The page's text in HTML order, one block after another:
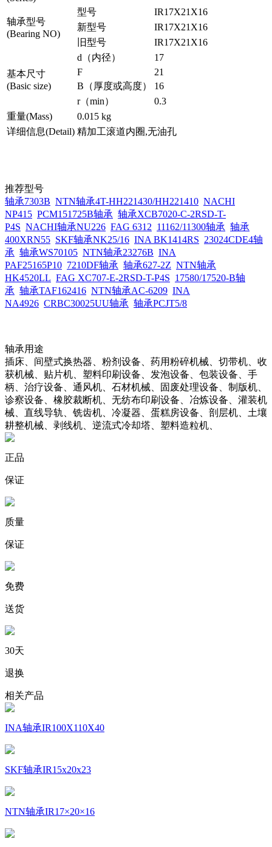
轴承型号
(Bearing NO)
型号
IR17X21X16
新型号
IR17X21X16
旧型号
IR17X21X16
基本尺寸
(Basic size)
d（内径）
17
F
21
B（厚度或高度）
16
r（min）
0.3
重量(Mass)
0.015 kg
详细信息(Detail) 精加工滚道内圈,无油孔
推荐型号
轴承7303B NTN轴承4T-HH221430/HH221410 NACHI
NP415 PCM151725B轴承 轴承XCB7020-C-2RSD-T-
P4S NACHI轴承NU226 FAG 6312 11162/11300轴承 轴承
400XRN55 SKF轴承NK25/16 INA BK1414RS 23024CDE4轴
承 轴承WS70105 NTN轴承23276B INA
PAF25165P10 7210DF轴承 轴承627-2Z NTN轴承
HK4520LL FAG XC707-E-2RSD-T-P4S 17580/17520-B轴
承 轴承TAF162416 NTN轴承AC-6209 INA
NA4926 CRBC30025UU轴承 轴承PCJT5/8
轴承用途
插床、间壁式换热器、粉剂设备、药用粉碎机械、切带机、收
获机械、贴片机、塑料印刷设备、发泡设备、包装设备、手
柄、治疗设备、通风机、石材机械、固废处理设备、制版机、
诊察设备、橡胶裁断机、无纺布印刷设备、冶炼设备、灌装机
械、直线导轨、铣齿机、冷凝器、蛋糕房设备、剖层机、土壤
耕整机械、剥线机、逆流式冷却塔、塑料造粒机、
正品
保证
质量
保证
免费
送货
30天
退换
相关产品
INA轴承IR100X110X40
SKF轴承IR15x20x23
NTN轴承IR17×20×16